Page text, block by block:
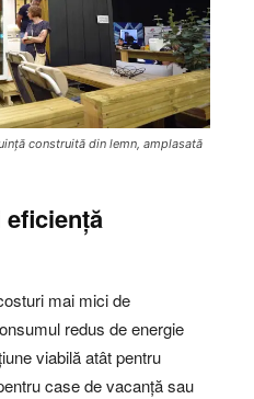
construită din lemn, amplasată
mai mici de
redus de energie
viabilă atât pentru
case de vacanță sau